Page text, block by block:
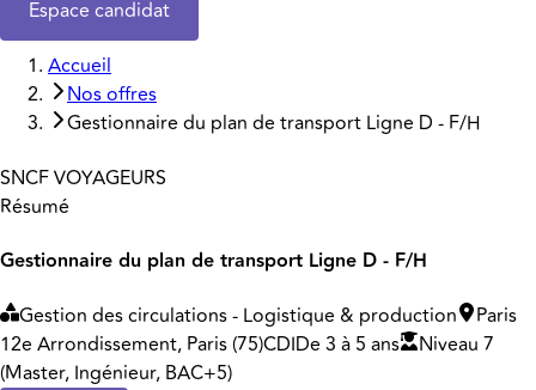
Espace candidat
Accueil
Nos offres
Gestionnaire du plan de transport Ligne D - F/H
SNCF VOYAGEURS
Résumé
Gestionnaire du plan de transport Ligne D - F/H
Gestion des circulations - Logistique & production
Paris
12e Arrondissement, Paris (75)CDIDe 3 à 5 ans
Niveau 7
(Master, Ingénieur, BAC+5)